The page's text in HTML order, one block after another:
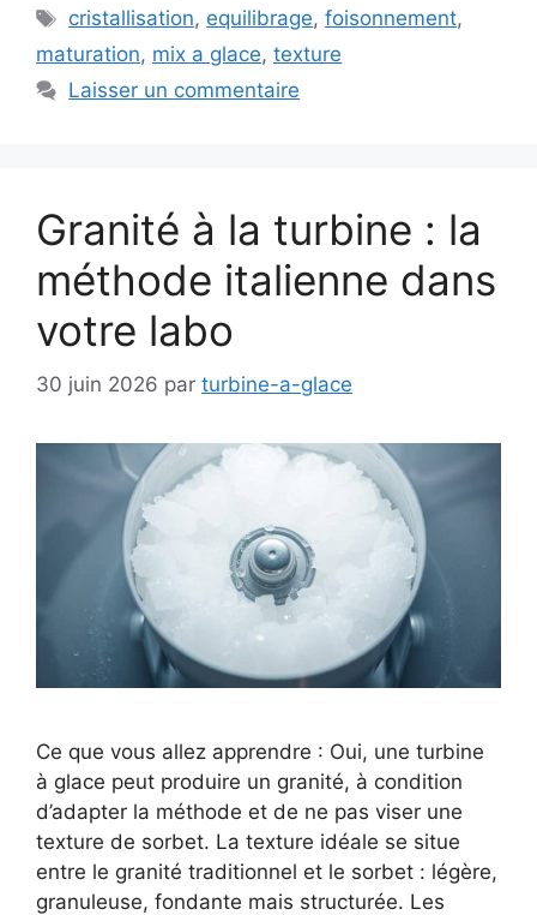
Étiquettes
cristallisation, equilibrage,foisonnement,
maturation, mix a glace, texture
Laisser un commentaire
Granité à la turbine : la
méthode italienne dans
votre labo
30 juin 2026 par turbine-a-glace
Ce que vous allez apprendre : Oui, une turbine
à glace peut produire un granité, à condition
d’adapter la méthode et de ne pas viser une
texture de sorbet. La texture idéale se situe
entre le granité traditionnel et le sorbet : légère,
granuleuse, fondante mais structurée. Les